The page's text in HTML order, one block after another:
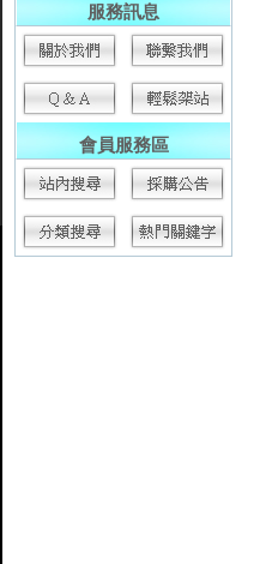
服務訊息
會員服務區